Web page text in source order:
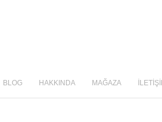
BLOG HAKKINDA MAĞAZA